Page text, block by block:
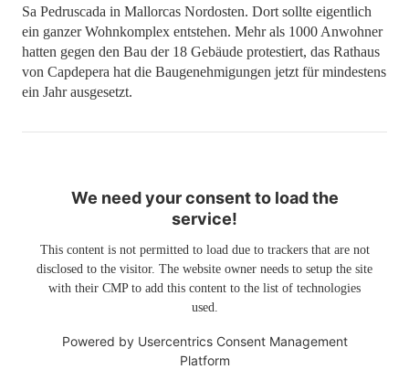
Sa Pedruscada in Mallorcas Nordosten. Dort sollte eigentlich
ein ganzer Wohnkomplex entstehen. Mehr als 1000 Anwohner
hatten gegen den Bau der 18 Gebäude protestiert, das Rathaus
von Capdepera hat die Baugenehmigungen jetzt für mindestens
ein Jahr ausgesetzt.
We need your consent to load the
service!
This content is not permitted to load due to trackers that are not
disclosed to the visitor. The website owner needs to setup the site
with their CMP to add this content to the list of technologies
used.
Powered by Usercentrics Consent Management
Platform